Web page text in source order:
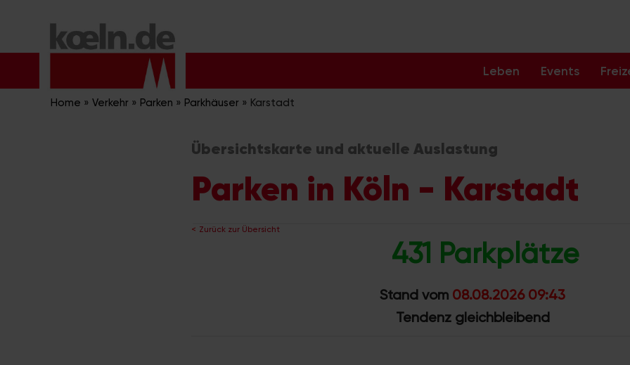
Inhalt
Leben Events
Home » Verkehr » Parken » Parkhäuser » Karstadt
Übersichtskarte und aktuelle Auslastung
Parken in Köln - Karstadt
Zurück zur Übersicht
431 Parkplätze
Stand vom 08.08.2026 09:43
Tendenz gleichbleibend